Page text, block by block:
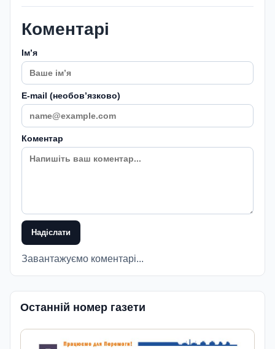
Коментарі
Імʼя
E-mail (необовʼязково)
Коментар
Надіслати
Завантажуємо коментарі...
Останній номер газети